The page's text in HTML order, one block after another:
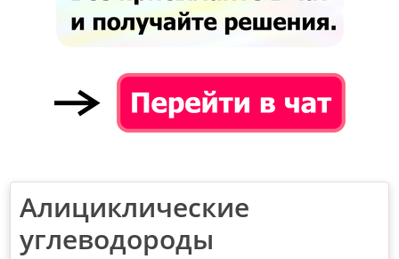
Алициклические
углеводороды